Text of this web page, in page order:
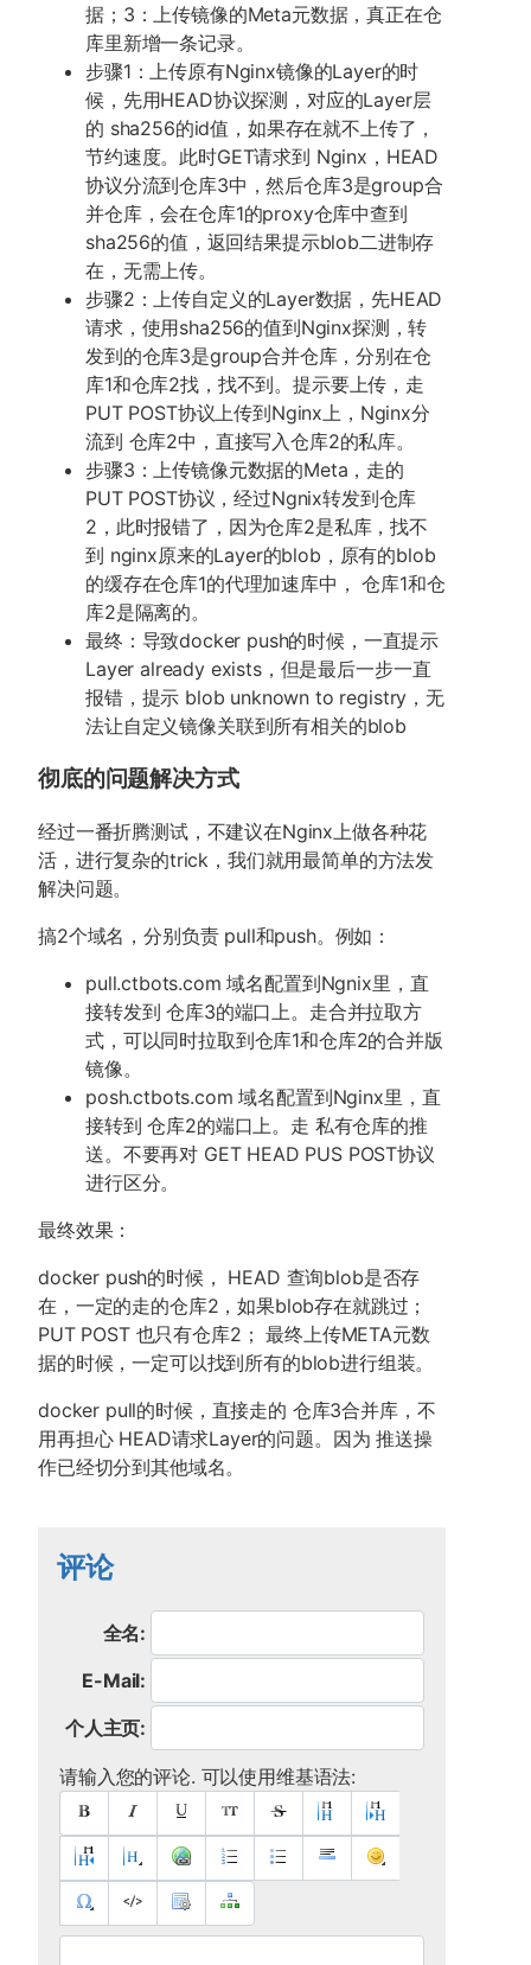
据；3：上传镜像的Meta元数据，真正在仓
库里新增一条记录。
步骤1：上传原有Nginx镜像的Layer的时
候，先用HEAD协议探测，对应的Layer层
的 sha256的id值，如果存在就不上传了，
节约速度。此时GET请求到 Nginx，HEAD
协议分流到仓库3中，然后仓库3是group合
并仓库，会在仓库1的proxy仓库中查到
sha256的值，返回结果提示blob二进制存
在，无需上传。
步骤2：上传自定义的Layer数据，先HEAD
请求，使用sha256的值到Nginx探测，转
发到的仓库3是group合并仓库，分别在仓
库1和仓库2找，找不到。提示要上传，走
PUT POST协议上传到Nginx上，Nginx分
流到 仓库2中，直接写入仓库2的私库。
步骤3：上传镜像元数据的Meta，走的
PUT POST协议，经过Ngnix转发到仓库
2，此时报错了，因为仓库2是私库，找不
到 nginx原来的Layer的blob，原有的blob
的缓存在仓库1的代理加速库中， 仓库1和仓
库2是隔离的。
最终：导致docker push的时候，一直提示
Layer already exists，但是最后一步一直
报错，提示 blob unknown to registry，无
法让自定义镜像关联到所有相关的blob
彻底的问题解决方式
经过一番折腾测试，不建议在Nginx上做各种花
活，进行复杂的trick，我们就用最简单的方法发
解决问题。
搞2个域名，分别负责 pull和push。例如：
pull.ctbots.com 域名配置到Ngnix里，直
接转发到 仓库3的端口上。走合并拉取方
式，可以同时拉取到仓库1和仓库2的合并版
镜像。
posh.ctbots.com 域名配置到Nginx里，直
接转到 仓库2的端口上。走 私有仓库的推
送。不要再对 GET HEAD PUS POST协议
进行区分。
最终效果：
docker push的时候， HEAD 查询blob是否存
在，一定的走的仓库2，如果blob存在就跳过；
PUT POST 也只有仓库2； 最终上传META元数
据的时候，一定可以找到所有的blob进行组装。
docker pull的时候，直接走的 仓库3合并库，不
用再担心 HEAD请求Layer的问题。因为 推送操
作已经切分到其他域名。
评论
全名:
E-Mail:
个人主页:
请输入您的评论. 可以使用维基语法: